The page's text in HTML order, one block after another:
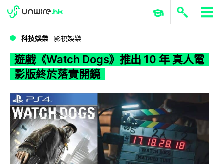
WWDC 2026 ERP 與商業 AI
科技娛樂 影視娛樂
遊戲《Watch Dogs》推出 10 年 真人電
影版終於落實開鏡